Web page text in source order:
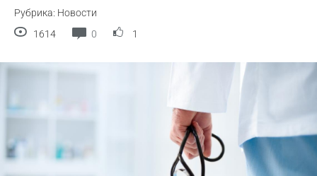
Рубрика: Новости
1614
0 1